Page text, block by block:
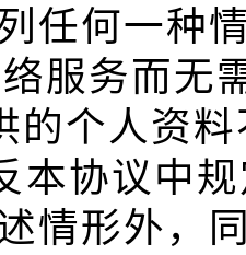
任何一种
服务而无
的个人资
本协议中
情形外，